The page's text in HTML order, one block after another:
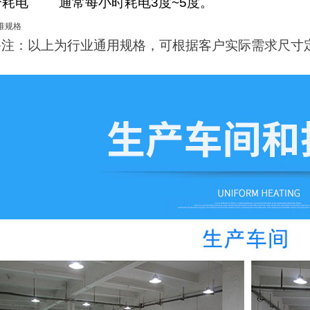
：以上为行业通用规格，可根据客户实际需求尺寸